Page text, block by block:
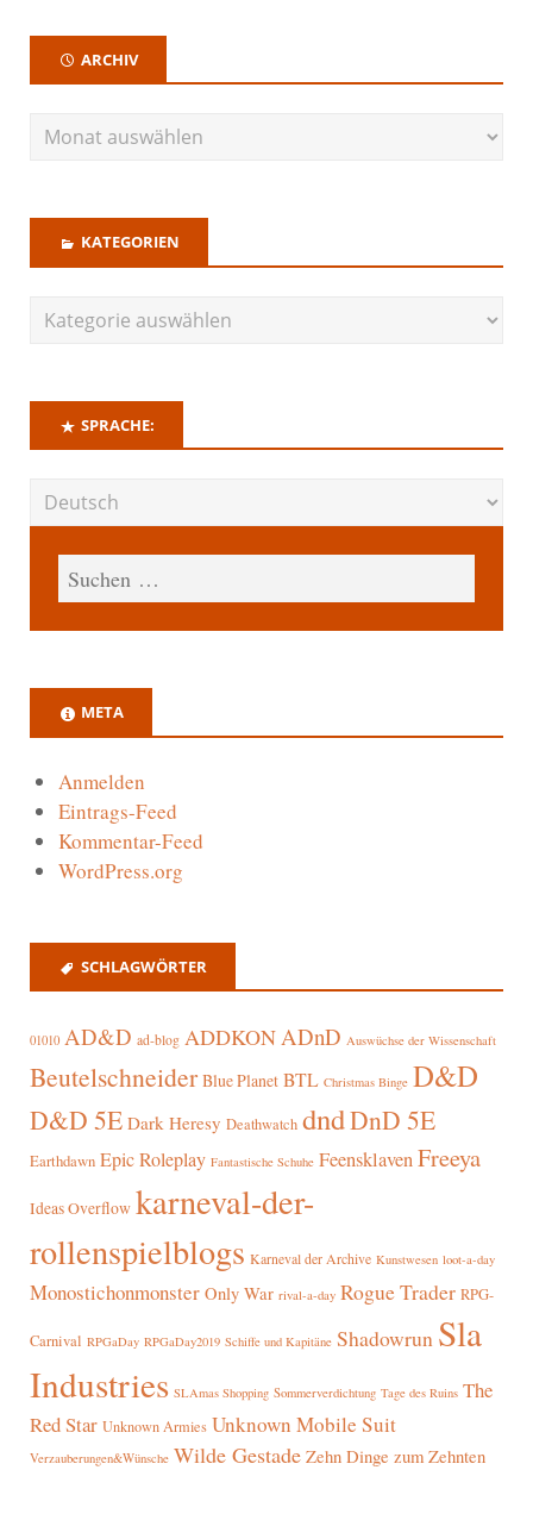
ARCHIV
KATEGORIEN
SPRACHE:
META
Anmelden
Eintrags-Feed
Kommentar-Feed
WordPress.org
SCHLAGWÖRTER
01010 AD&D ad-blog ADDKONADnD Auswüchse der Wissenschaft
Beutelschneider Blue Planet BTL Christmas Binge D&D
D&D 5E Dark Heresy Deathwatch dndDnD 5E
Earthdawn Epic Roleplay Fantastische Schuhe FeensklavenFreeya
Ideas Overflow karneval-der-
rollenspielblogs Karneval der Archive Kunstwesen loot-a-day
Monostichonmonster Only War rival-a-day Rogue Trader RPG-
Carnival RPGaDay RPGaDay2019 Schiffe und Kapitäne Shadowrun Sla
Industries SLAmas Shopping Sommerverdichtung Tage des Ruins The
Red Star Unknown Armies Unknown Mobile Suit
Verzauberungen&Wünsche Wilde Gestade Zehn Dinge zum Zehnten